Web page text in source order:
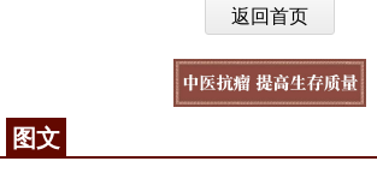
返回首页
图文